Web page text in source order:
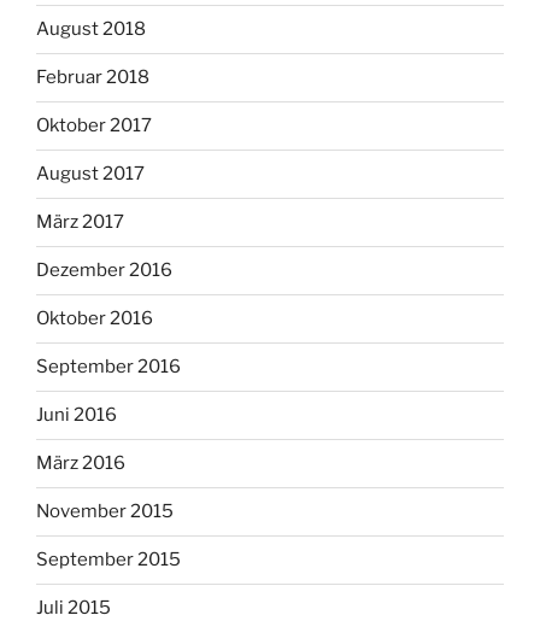
August 2018
Februar 2018
Oktober 2017
August 2017
März 2017
Dezember 2016
Oktober 2016
September 2016
Juni 2016
März 2016
November 2015
September 2015
Juli 2015